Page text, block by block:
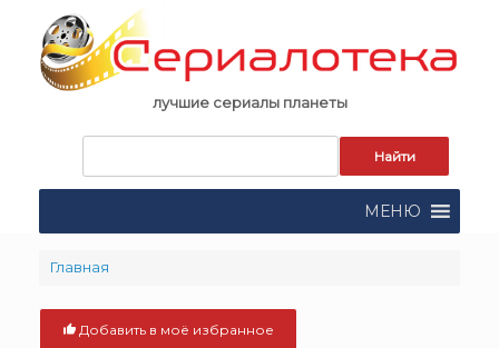
content
лучшие сериалы планеты
поиска:
МЕНЮ
Главная
Добавить в моё избранное